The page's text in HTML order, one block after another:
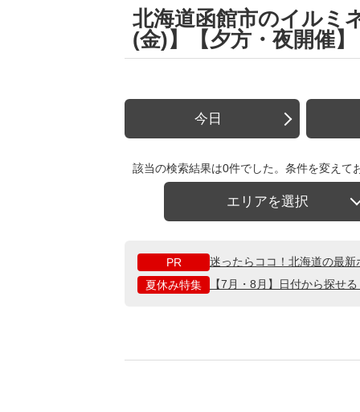
北海道函館市のイルミ
(金)】【夕方・夜開催
今日
該当の検索結果は0件でした。条件を変えて
エリアを選択
PR
迷ったらココ！北海道の最
夏休み特集
【7月・8月】日付から探せ